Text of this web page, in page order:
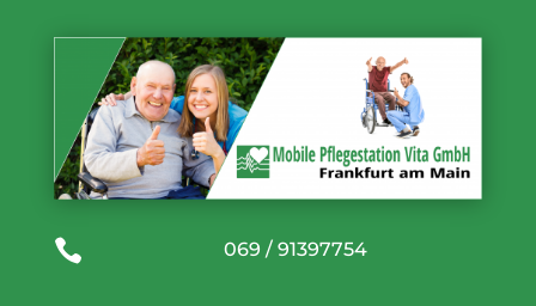
 069 / 91397754